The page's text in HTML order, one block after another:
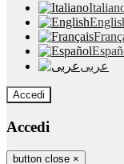
عربى
Accedi
Accedi
button close ×